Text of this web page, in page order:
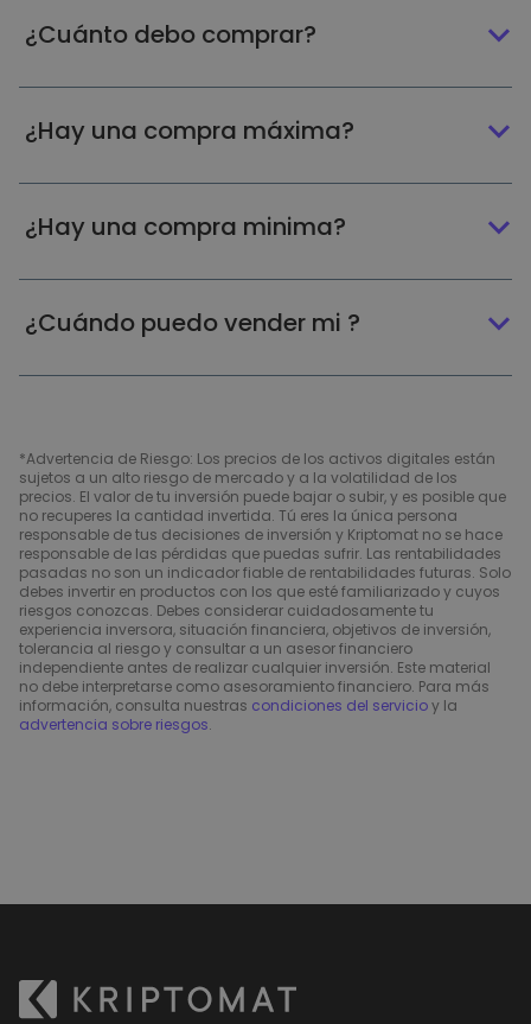
¿Cuánto debo comprar?
¿Hay una compra máxima?
¿Hay una compra minima?
¿Cuándo puedo vender mi ?
*Advertencia de Riesgo: Los precios de los activos digitales están
sujetos a un alto riesgo de mercado y a la volatilidad de los
precios. El valor de tu inversión puede bajar o subir, y es posible que
no recuperes la cantidad invertida. Tú eres la única persona
responsable de tus decisiones de inversión y Kriptomat no se hace
responsable de las pérdidas que puedas sufrir. Las rentabilidades
pasadas no son un indicador fiable de rentabilidades futuras. Solo
debes invertir en productos con los que esté familiarizado y cuyos
riesgos conozcas. Debes considerar cuidadosamente tu
experiencia inversora, situación financiera, objetivos de inversión,
tolerancia al riesgo y consultar a un asesor financiero
independiente antes de realizar cualquier inversión. Este material
no debe interpretarse como asesoramiento financiero. Para más
información, consulta nuestras condiciones del servicioy la
advertencia sobre riesgos.